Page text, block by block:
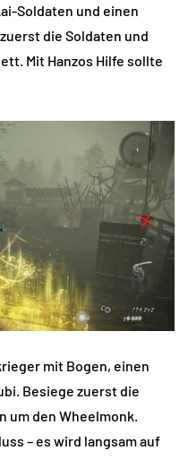
Soldaten und einen
die Soldaten und
Mit Hanzos Hilfe sollte
mit Bogen, einen
Besiege zuerst die
um den Wheelmonk.
– es wird langsam auf